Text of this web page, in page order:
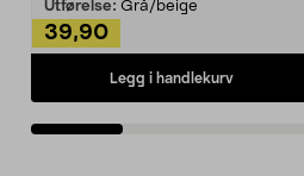
Utførelse: Grå/beige
39,90
Legg i handlekurv